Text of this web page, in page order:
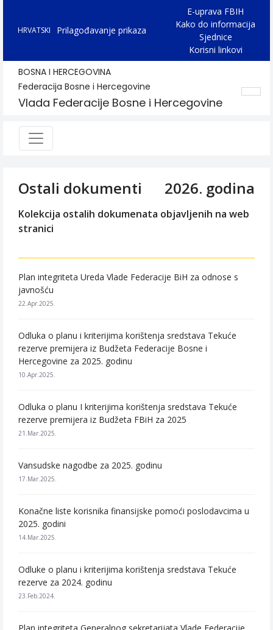
HRVATSKI Prilagođavanje prikaza
E-uprava FBIH
Kako do informacija
Sjednice
Korisni linkovi
BOSNA I HERCEGOVINA
Federacija Bosne i Hercegovine
Vlada Federacije Bosne i Hercegovine
Ostali dokumenti 2026. godina
Kolekcija ostalih dokumenata objavljenih na web
stranici
Plan integriteta Ureda Vlade Federacije BiH za odnose s
javnošću
22.Apr.2025.
Odluka o planu i kriterijima korištenja sredstava Tekuće
rezerve premijera iz Budžeta Federacije Bosne i
Hercegovine za 2025. godinu
10.Apr.2025.
Odluka o planu I kriterijima korištenja sredstava Tekuće
rezerve premijera iz Budžeta FBiH za 2025
21.Mar.2025.
Vansudske nagodbe za 2025. godinu
17.Mar.2025.
Konačne liste korisnika finansijske pomoći poslodavcima u
2025. godini
14.Mar.2025.
Odluke o planu i kriterijima korištenja sredstava Tekuće
rezerve za 2024. godinu
23.Feb.2024.